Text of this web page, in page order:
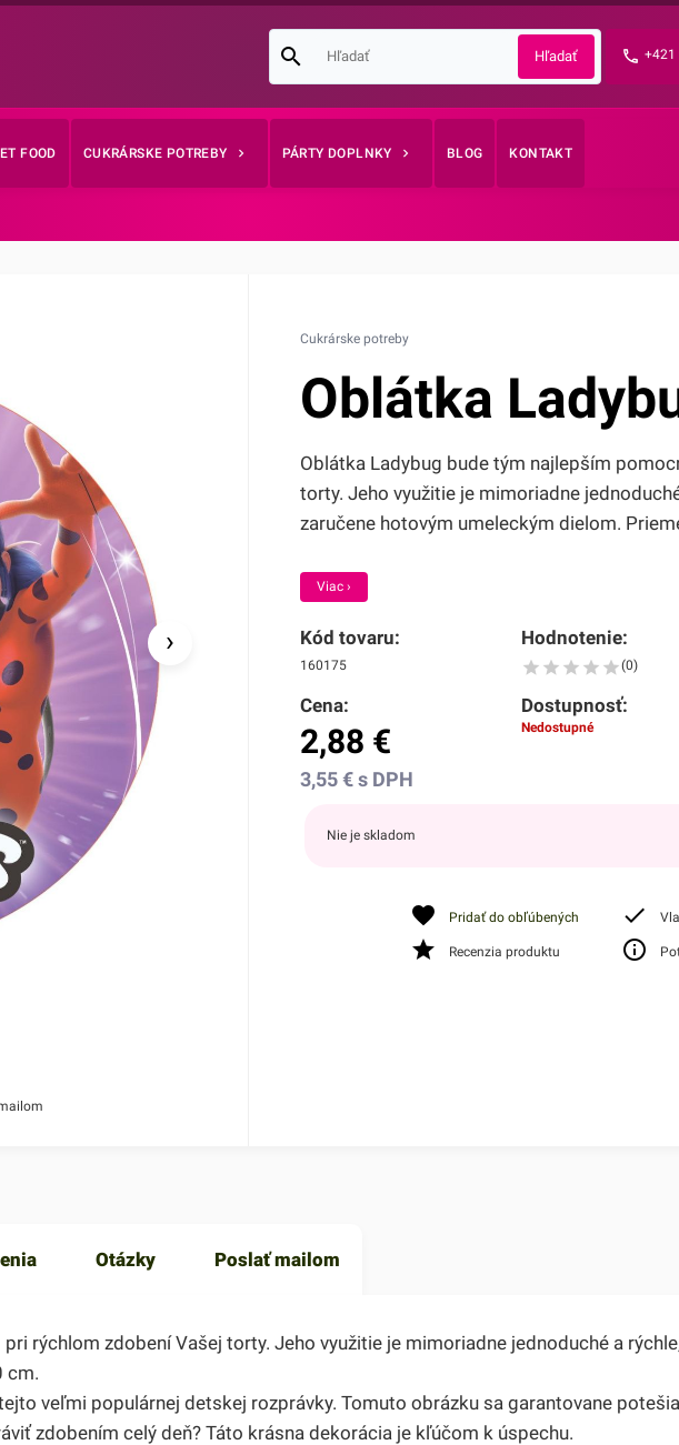
+421
FOOD CUKRÁRSKE POTREBY PÁRTY DOPLNKY BLOG KONTAKT
›
Cukrárske potreby
Oblátka
Oblátka Ladybug bude tým najlepším
torty. Jeho využitie je mimoriadne
zaručene hotovým umeleckým dielom.
Viac ›
Kód tovaru:
160175
Hodnotenie:
(0)
Cena:
2,88 €
3,55€s DPH
Dostupnosť:
Nedostupné
Nie je skladom
Pridať do obľúbených
Recenzia produktu
Otázky Poslať mailom
rýchlom zdobení Vašej torty. Jeho využitie je mimoriadne jednoduché a
cm.
veľmi populárnej detskej rozprávky. Tomuto obrázku sa garantovane
zdobením celý deň? Táto krásna dekorácia je kľúčom k úspechu.